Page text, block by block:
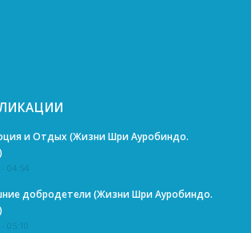
и Отдых (Жизни Шри Ауробиндо.
04:54
добродетели (Жизни Шри Ауробиндо.
05:10